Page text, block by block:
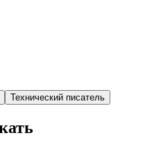
Технический писатель